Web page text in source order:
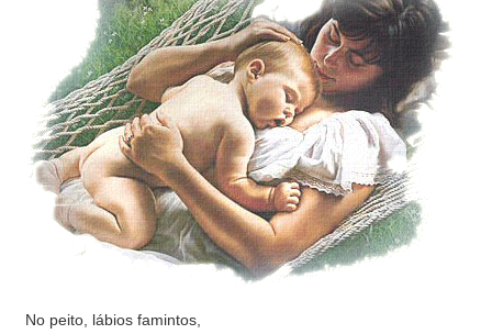
No peito, lábios famintos,